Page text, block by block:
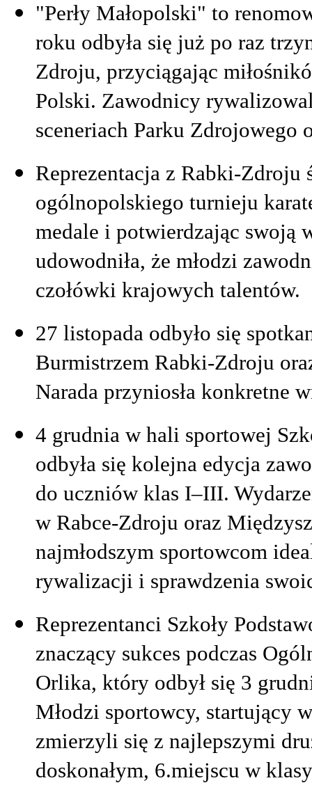
"Perły Małopolski" to
roku odbyła się już po raz
Zdroju, przyciągając
Polski. Zawodnicy
sceneriach Parku Zdrojowego
Reprezentacja z Rabki-Zdroju
ogólnopolskiego turnieju
medale i potwierdzając swoją
udowodniła, że młodzi
czołówki krajowych talentów.
27 listopada odbyło się
Burmistrzem Rabki-Zdroju
Narada przyniosła konkretne
4 grudnia w hali sportowej
odbyła się kolejna edycja
do uczniów klas I–III.
w Rabce-Zdroju oraz
najmłodszym sportowcom
rywalizacji i sprawdzenia
Reprezentanci Szkoły
znaczący sukces podczas
Orlika, który odbył się 3
Młodzi sportowcy, startujący
zmierzyli się z najlepszymi
doskonałym, 6.miejscu w